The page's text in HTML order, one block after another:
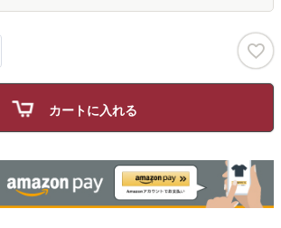
須
カートに入れる